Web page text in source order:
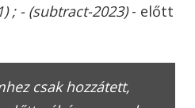
; - (subtract-2023)- előtt
csak hozzátett,